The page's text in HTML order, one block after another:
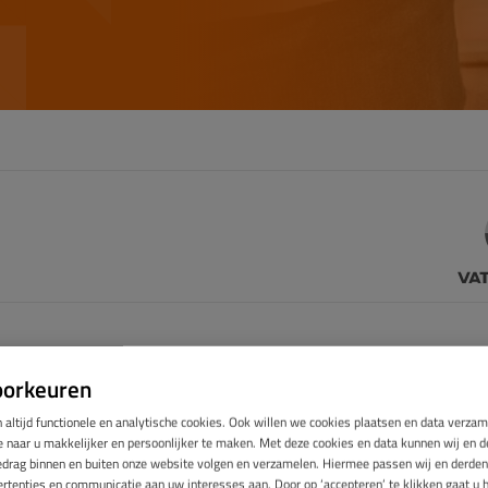
altijd functionele en analytische cookies. Ook willen we cookies plaatsen en data
naar u makkelijker en persoonlijker te maken. Met deze cookies en data kunnen wij en
binnen en buiten onze website volgen en verzamelen. Hiermee passen wij en
en communicatie aan uw interesses aan. Door op ‘accepteren’ te klikken gaat u
om uw huis in Oosterhout te isoleren? Dan is
is essentieel voor het verduurzamen van uw huis en het
kunt u minder stoken, vochtproblemen verminderen en